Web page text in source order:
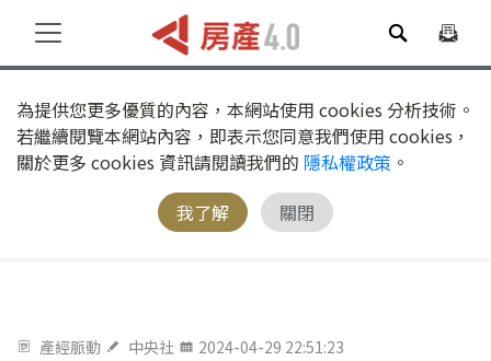
為提供您更多優質的內容，本網站使用 cookies 分析技術。
若繼續閱覽本網站內容，即表示您同意我們使用 cookies，
關於更多 cookies 資訊請閱讀我們的 隱私權政策 。
我了解
關閉
產經脈動 中央社 2024-04-29 22:51:23